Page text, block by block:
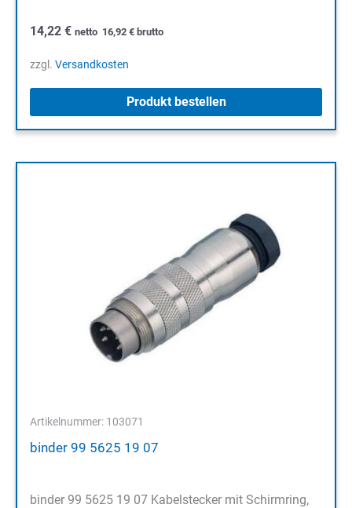
14,22 € netto 16,92 € brutto
zzgl. Versandkosten
Produkt bestellen
Artikelnummer: 103071
binder 99 5625 19 07
binder 99 5625 19 07 Kabelstecker mit Schirmring,